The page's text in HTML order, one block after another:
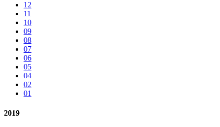
12
11
10
09
08
07
06
05
04
02
01
2019